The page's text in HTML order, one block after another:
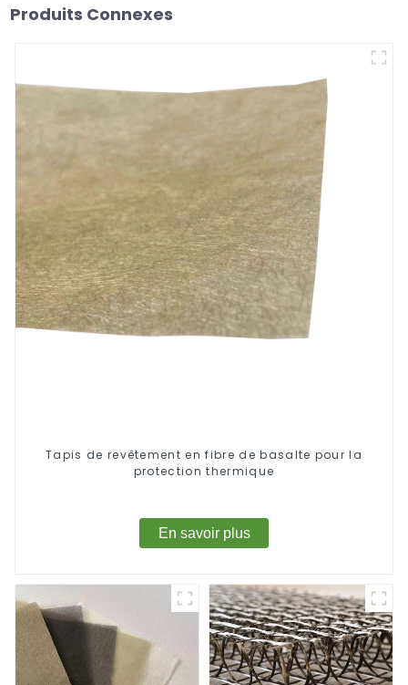
Produits Connexes
Tapis de revêtement en fibre de basalte pour la
protection thermique
En savoir plus